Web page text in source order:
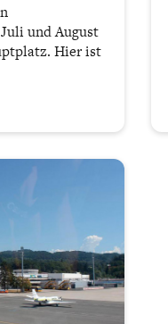
und August
Hier ist